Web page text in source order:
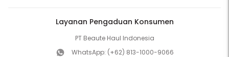
Layanan Pengaduan Konsumen
PT Beaute Haul Indonesia
WhatsApp: (+62) 813-1000-9066